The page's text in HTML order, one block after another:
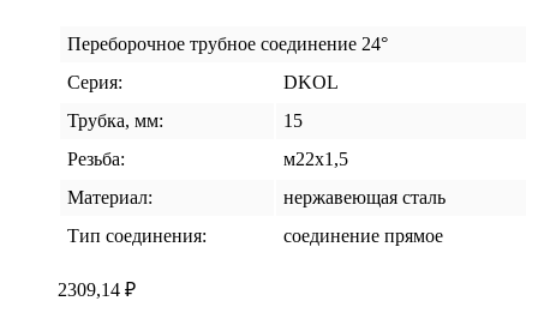
Переборочное трубное соединение 24°
Серия:
DKOL
Трубка, мм:
15
Резьба:
м22х1,5
Материал:
нержавеющая сталь
Тип соединения:
соединение прямое
2309,14 ₽